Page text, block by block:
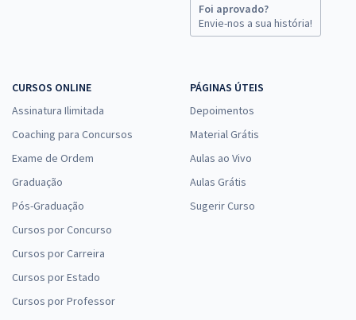
Foi aprovado?
Envie-nos a sua história!
CURSOS ONLINE
Assinatura Ilimitada
Coaching para Concursos
Exame de Ordem
Graduação
Pós-Graduação
Cursos por Concurso
Cursos por Carreira
Cursos por Estado
Cursos por Professor
PÁGINAS ÚTEIS
Depoimentos
Material Grátis
Aulas ao Vivo
Aulas Grátis
Sugerir Curso